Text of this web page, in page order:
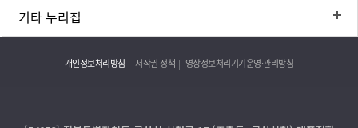
기타 누리집
개인정보처리방침 저작권 정책 영상정보처리기기운영·관리방침